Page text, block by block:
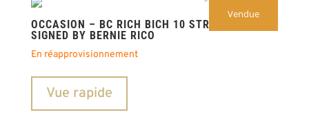
Vendue
OCCASION – BC RICH BICH 10 STRINGS 1997
SIGNED BY BERNIE RICO
En réapprovisionnement
Vue rapide